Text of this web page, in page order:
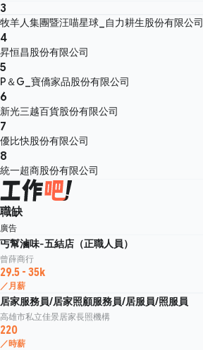
3
牧羊人集團暨汪喵星球_自力耕生股份有限公司
4
昇恒昌股份有限公司
5
P＆G_寶僑家品股份有限公司
6
新光三越百貨股份有限公司
7
優比快股份有限公司
8
統一超商股份有限公司
職缺
廣告
丐幫滷味-五結店（正職人員）
曾薛商行
29.5 - 35k
／月薪
居家服務員/居家照顧服務員/居服員/照服員
高雄市私立佳景居家長照機構
220
／時薪